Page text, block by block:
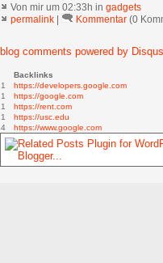
Von mir um 02:33h in gadgets
permalink
Kommentar (0
blog comments powered by Disqus
Backlinks
1
https://developers.google.com
1
https://google.com
1
https://rent.com
1
https://usc.edu
4
https://www.google.com